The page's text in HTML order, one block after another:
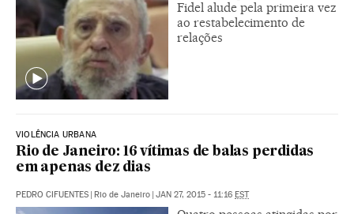
Fidel alude pela primeira vez
ao restabelecimento de
relações
VIOLÊNCIA URBANA
Rio de Janeiro: 16 vítimas de balas perdidas
em apenas dez dias
PEDRO CIFUENTES | Rio de Janeiro | JAN 27, 2015 - 11:16 EST